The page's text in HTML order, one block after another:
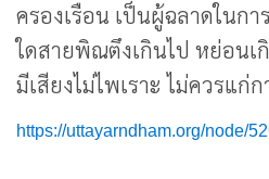
ครองเรือน เป็นผู้ฉลาดในก
ใดสายพิณตึงเกินไป หย่อน
มีเสียงไม่ไพเราะ ไม่ควรแก่ก
https://uttayarndham.org/node/